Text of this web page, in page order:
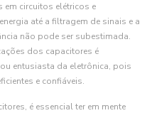
em circuitos elétricos e
até a filtragem de sinais e a
não pode ser subestimada.
dos capacitores é
entusiasta da eletrônica, pois
e confiáveis.
é essencial ter em mente